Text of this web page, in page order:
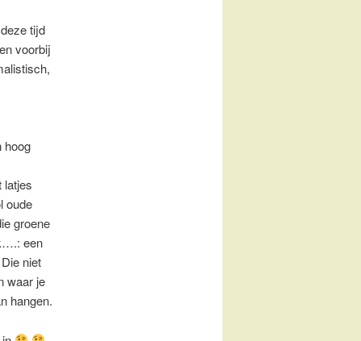
tijd
voorbij
hoog
latjes
oude
groene
een
niet
waar je
hangen.